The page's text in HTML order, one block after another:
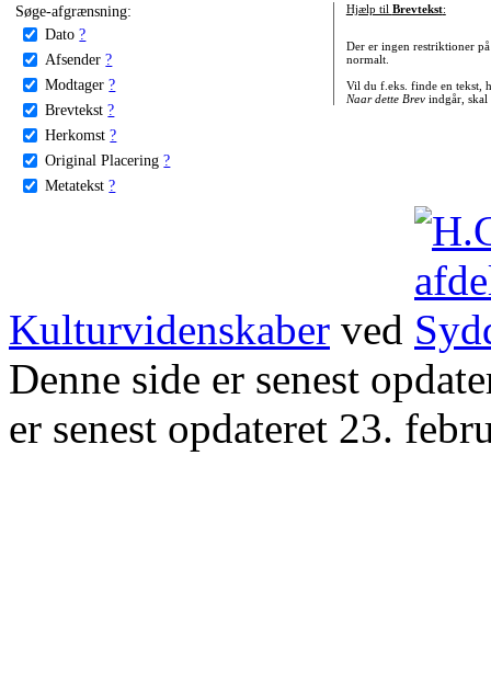
Søge-afgrænsning:
Dato ?
Afsender ?
Modtager ?
Brevtekst ?
Herkomst ?
Original Placering ?
Metatekst ?
Hjælp til Brevtekst:
Der er ingen restriktioner
normalt.
Vil du f.eks. finde en tekst,
Naar dette Brevindgår, skal
Kulturvidenskaber ved
Denne side er senest
er senest opdateret 23.